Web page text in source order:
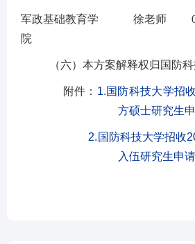
军政基础教育学
院
徐老师
（六） 本方案解释权归国防科
附件： 1.国防科技大学招
方硕士研究生
2. 国防科技大学招收
入伍研究生申